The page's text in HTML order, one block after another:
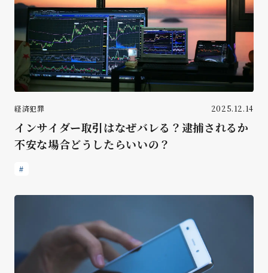
経済犯罪 2025.12.14
インサイダー取引はなぜバレる？逮捕されるか
不安な場合どうしたらいいの？